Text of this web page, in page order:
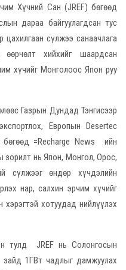
Хүчний Сан (JREF) бөгөөд
дараа байгуулагдсан тус
цахилгаан сүлжээ санаачлага
хийхийг шаардсан
хүчийг Монголоос Япон руу
Газрын Дундад Тэнгисээр
Eвропын Desertec
=Recharge News ийн
зорилт нь Япон, Монгол, Орос,
сүлжээг өндөр хүчдэлийн
нар, салхин эрчим хүчийг
хотуудад нийлүүлэх
тулд JREF нь Солонгосын
1ГВт чадлыг дамжуулах